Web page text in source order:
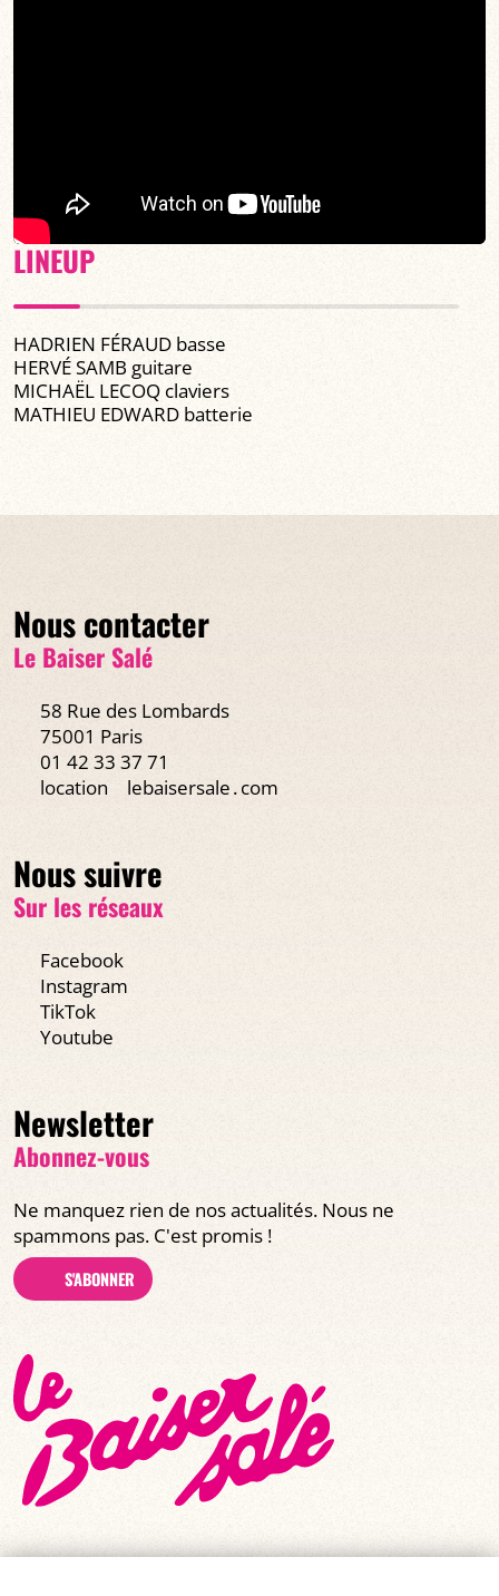
LINEUP
HADRIEN FÉRAUD basse
HERVÉ SAMB guitare
MICHAËL LECOQ claviers
MATHIEU EDWARD batterie
Nous contacter
Le Baiser Salé
58 Rue des Lombards
75001 Paris
01 42 33 37 71
location
lebaisersale․com
Nous suivre
Sur les réseaux
Facebook
Instagram
TikTok
Youtube
Newsletter
Abonnez-vous
Ne manquez rien de nos actualités. Nous ne
spammons pas. C'est promis !
S'ABONNER